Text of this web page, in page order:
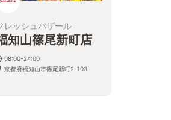
レッシュバザール
知山篠尾新町店
08:00-24:00
京都府福知山市篠尾新町2-103